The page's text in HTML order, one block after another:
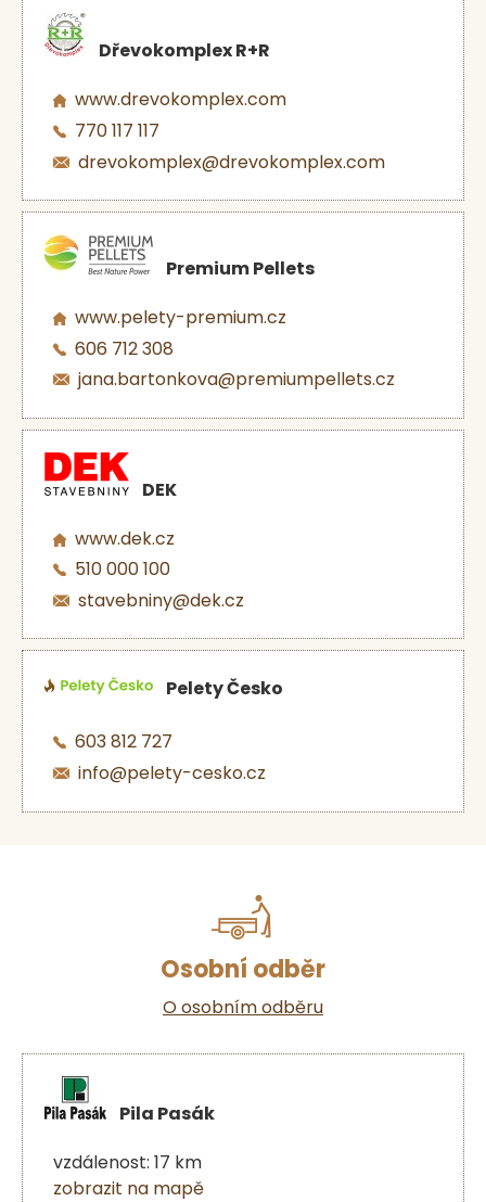
Dřevokomplex R+R
www.drevokomplex.com
770 117 117
drevokomplex@drevokomplex.com
Premium Pellets
www.pelety-premium.cz
606 712 308
jana.bartonkova@premiumpellets.cz
DEK
www.dek.cz
510 000 100
stavebniny@dek.cz
Pelety Česko
603 812 727
info@pelety-cesko.cz
Osobní odběr
O osobním odběru
Pila Pasák
vzdálenost: 17 km
zobrazit na mapě